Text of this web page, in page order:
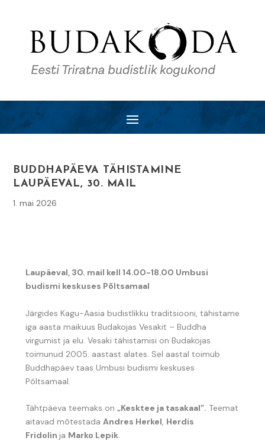
BUDDHAPÄEVA TÄHISTAMINE
LAUPÄEVAL, 30. MAIL
1. mai 2026
Laupäeval, 30. mail kell 14.00-18.00 Umbusi
budismi keskuses Põltsamaal
Järgides Kagu-Aasia budistlikku traditsiooni, tähistame
iga aasta maikuus Budakojas Vesakit – Buddha
virgumist ja elu. Vesaki tähistamisi on Budakojas
toimunud 2005. aastast alates. Sel aastal toimub
Buddhapäev taas Umbusi budismi keskuses
Põltsamaal.
Tähtpäeva teemaks on „Kesktee ja tasakaal”. Teemat
aitavad mõtestada Andres Herkel, Herdis
Fridolin ja Marko Lepik.